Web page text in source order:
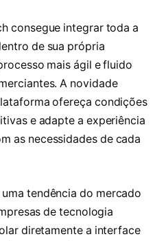
consegue integrar toda a
de sua própria
mais ágil e fluido
A novidade
ofereça condições
e adapte a experiência
as necessidades de cada
tendência do mercado
de tecnologia
diretamente a interface